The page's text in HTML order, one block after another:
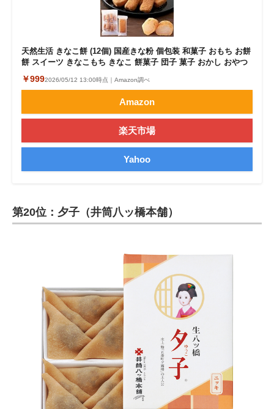
天然生活 きなこ餅 (12個) 国産きな粉 個包装 和菓子 おもち お餅
餅 スイーツ きなこもち きなこ 餅菓子 団子 菓子 おかし おやつ
￥9992026/05/12 13:00時点｜Amazon調べ
Amazon
楽天市場
Yahoo
第20位：夕子（井筒八ッ橋本舗）